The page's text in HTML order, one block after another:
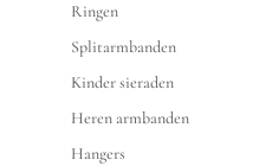
Ringen
Splitarmbanden
Kinder sieraden
Heren armbanden
Hangers